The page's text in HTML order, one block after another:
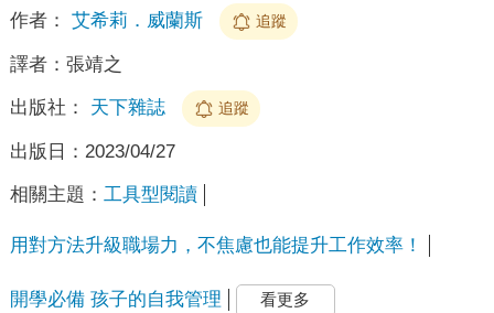
作者： 艾希莉．威蘭斯 追蹤
譯者： 張靖之
出版社： 天下雜誌 追蹤
出版日： 2023/04/27
相關主題： 工具型閱讀
用對方法升級職場力，不焦慮也能提升工作效率！
開學必備 孩子的自我管理 看更多